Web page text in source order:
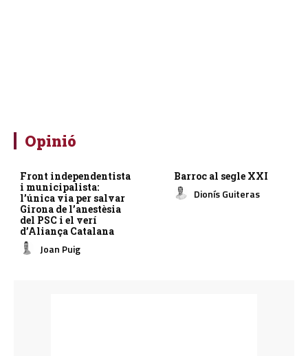
Opinió
Front independentista
i municipalista:
l’única via per salvar
Girona de l’anestèsia
del PSC i el verí
d’Aliança Catalana
Joan Puig
Barroc al segle XXI
Dionís Guiteras